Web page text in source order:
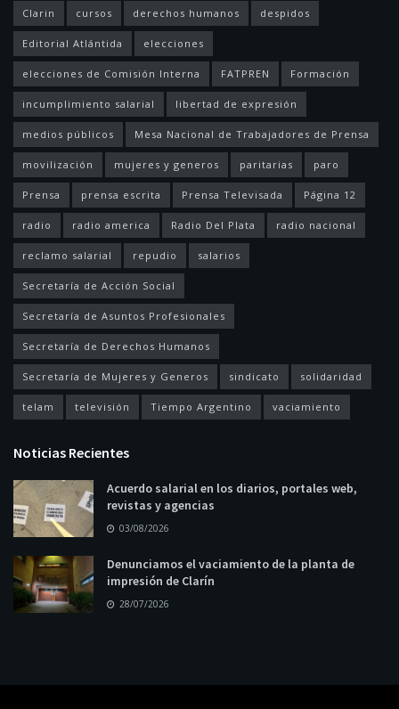
Clarin cursos derechos humanos despidos
Editorial Atlántida elecciones
elecciones de Comisión Interna FATPREN Formación
incumplimiento salarial libertad de expresión
medios públicos Mesa Nacional de Trabajadores de Prensa
movilización mujeres y generos paritarias paro
Prensa prensa escrita Prensa Televisada Página 12
radio radio america Radio Del Plata radio nacional
reclamo salarial repudio salarios
Secretaría de Acción Social
Secretaría de Asuntos Profesionales
Secretaría de Derechos Humanos
Secretaría de Mujeres y Generos sindicato solidaridad
telam televisión Tiempo Argentino vaciamiento
Noticias Recientes
Acuerdo salarial en los diarios, portales web,
revistas y agencias
03/08/2026
Denunciamos el vaciamiento de la planta de
impresión de Clarín
28/07/2026